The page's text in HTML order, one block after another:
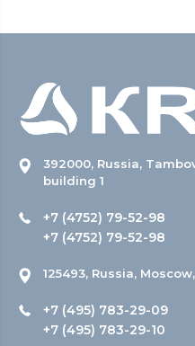
392000, Russia,
building 1
+7 (4752) 79-52-98
+7 (4752) 79-52-98
125493, Russia,
+7 (495) 783-29-09
+7 (495) 783-29-10